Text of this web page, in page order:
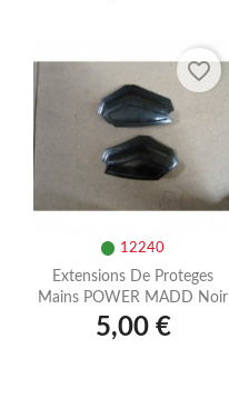
12240
Extensions De Proteges
Mains POWER MADD Noir
5,00 €
favorite_border